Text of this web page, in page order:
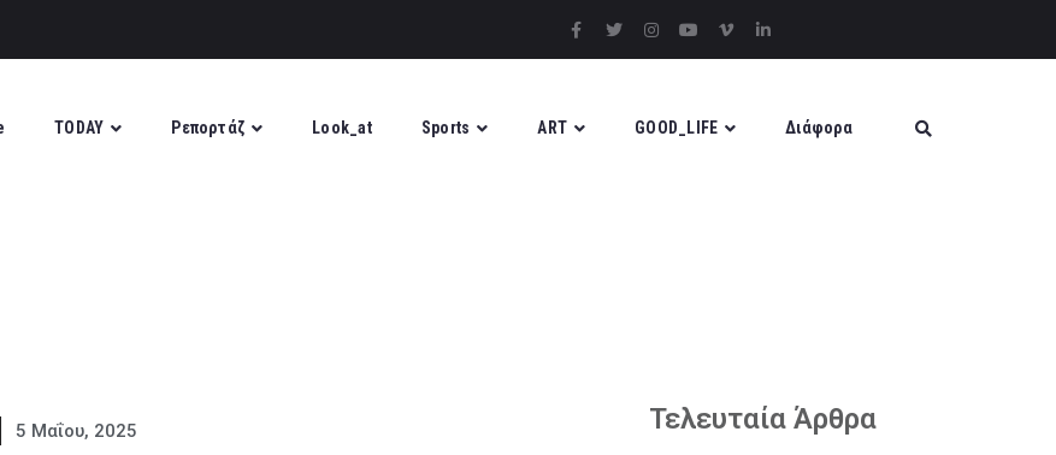
TODAY Ρεπορτάζ Look_at Sports ART GOOD_LIFE Διάφορα
5 Μαΐου, 2025 Τελευταία Άρθρα